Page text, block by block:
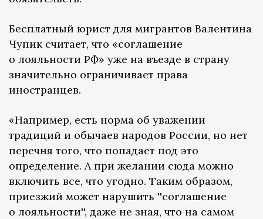
Бесплатный юрист для мигрантов Валентина
Чупик считает, что «соглашение
о лояльности РФ» уже на въезде в страну
значительно ограничивает права
иностранцев.
«Например, есть норма об уважении
традиций и обычаев народов России, но нет
перечня того, что попадает под это
определение. А при желании сюда можно
включить все, что угодно. Таким образом,
приезжий может нарушить ''соглашение
о лояльности'', даже не зная, что на самом